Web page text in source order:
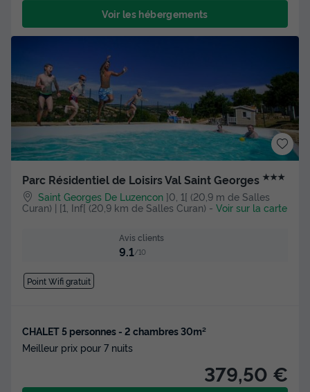
Voir les hébergements
Parc Résidentiel de Loisirs Val Saint Georges ★★★
Saint Georges De Luzencon ]0, 1[ (20,9 m de Salles
Curan) | [1, Inf[ (20,9 km de Salles Curan) - Voir sur la carte
Avis clients
9.1/10
Point Wifi gratuit
CHALET 5 personnes - 2 chambres 30m²
Meilleur prix pour 7 nuits
379,50 €